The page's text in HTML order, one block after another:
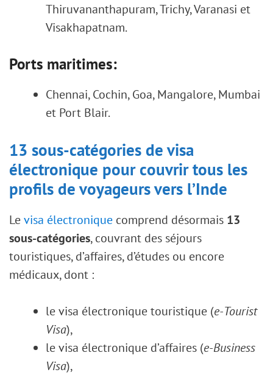
Thiruvananthapuram, Trichy, Varanasi et
Visakhapatnam.
Ports maritimes:
Chennai, Cochin, Goa, Mangalore, Mumbai
et Port Blair.
13 sous-catégories de visa
électronique pour couvrir tous les
profils de voyageurs vers l’Inde
Levisa électronique comprend désormais 13
sous-catégories, couvrant des séjours
touristiques, d’affaires, d’études ou encore
médicaux, dont :
le visa électronique touristique (e-Tourist
Visa),
le visa électronique d’affaires (e-Business
Visa),